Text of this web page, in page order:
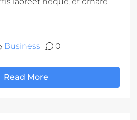
Business 0
Read More